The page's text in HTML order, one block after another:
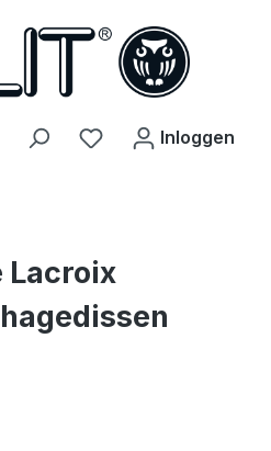
Je hebt 0 items op
Inloggen
Lacroix